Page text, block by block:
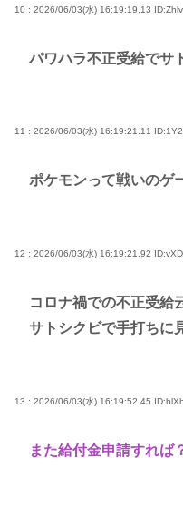
10 : 2026/06/03(水) 16:19:19.13
パワハラ不正受給でサ
11 : 2026/06/03(水) 16:19:21.11
ポケモンって戦いのゲ
12 : 2026/06/03(水) 16:19:21.92
コロナ禍での不正受給
サトシクビで手打ちに
13 : 2026/06/03(水) 16:19:52.45
また給付金申請すれば